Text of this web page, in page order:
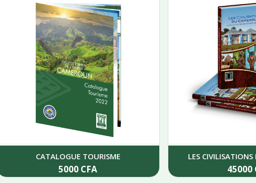
CATALOGUE TOURISME
5000 CFA
LES
45000